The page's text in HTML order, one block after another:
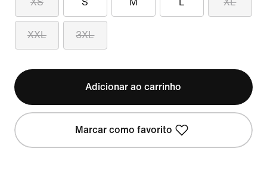
XS S M L XL
XXL 3XL
Adicionar ao carrinho
Marcar como favorito